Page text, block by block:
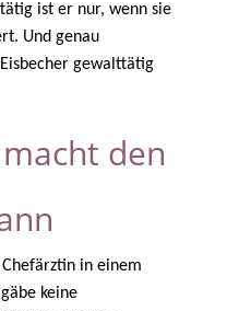
ist er nur, wenn sie
Und genau
gewalttätig
den
Chefärztin in einem
keine